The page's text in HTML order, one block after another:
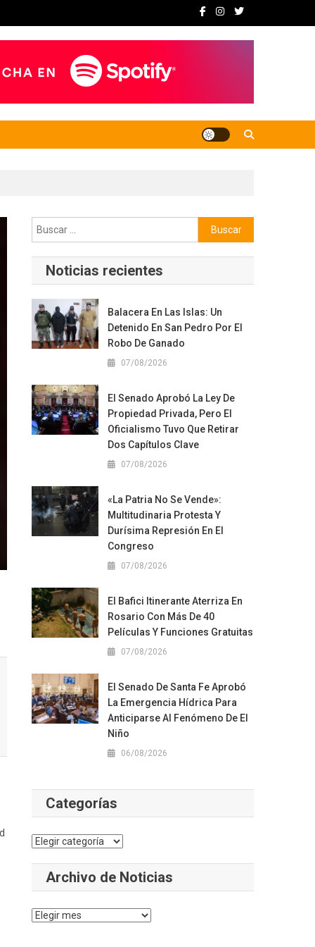
Buscar:
Noticias recientes
Balacera En Las Islas: Un
Detenido En San Pedro Por El
Robo De Ganado
07/08/2026
El Senado Aprobó La Ley De
Propiedad Privada, Pero El
Oficialismo Tuvo Que Retirar
Dos Capítulos Clave
07/08/2026
«La Patria No Se Vende»:
Multitudinaria Protesta Y
Durísima Represión En El
Congreso
07/08/2026
El Bafici Itinerante Aterriza En
Rosario Con Más De 40
Películas Y Funciones Gratuitas
07/08/2026
El Senado De Santa Fe Aprobó
La Emergencia Hídrica Para
Anticiparse Al Fenómeno De El
Niño
06/08/2026
Categorías
Categorías
Archivo de Noticias
Archivo